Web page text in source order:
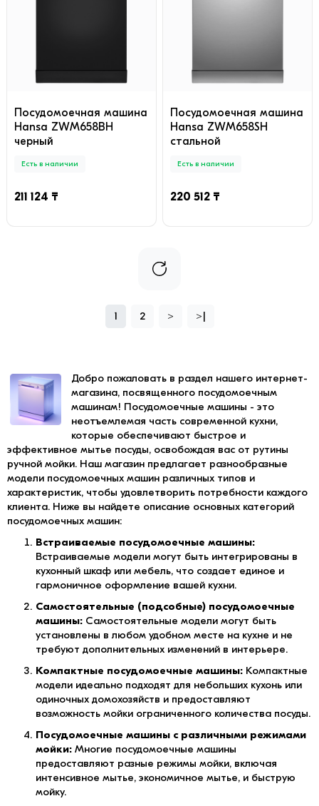
Посудомоечная машина
Hansa ZWM658BH
черный
Есть в наличии
211 124 ₸
Посудомоечная машина
Hansa ZWM658SH
стальной
Есть в наличии
220 512 ₸
1 2 > >|
Добро пожаловать в раздел нашего интернет-
магазина, посвященного посудомоечным
машинам! Посудомоечные машины - это
неотъемлемая часть современной кухни,
которые обеспечивают быстрое и
эффективное мытье посуды, освобождая вас от рутины
ручной мойки. Наш магазин предлагает разнообразные
модели посудомоечных машин различных типов и
характеристик, чтобы удовлетворить потребности каждого
клиента. Ниже вы найдете описание основных категорий
посудомоечных машин:
Встраиваемые посудомоечные машины:
Встраиваемые модели могут быть интегрированы в
кухонный шкаф или мебель, что создает единое и
гармоничное оформление вашей кухни.
Самостоятельные (подсобные) посудомоечные
машины: Самостоятельные модели могут быть
установлены в любом удобном месте на кухне и не
требуют дополнительных изменений в интерьере.
Компактные посудомоечные машины: Компактные
модели идеально подходят для небольших кухонь или
одиночных домохозяйств и предоставляют
возможность мойки ограниченного количества посуды.
Посудомоечные машины с различными режимами
мойки: Многие посудомоечные машины
предоставляют разные режимы мойки, включая
интенсивное мытье, экономичное мытье, и быструю
мойку.